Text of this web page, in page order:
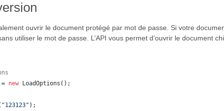
ouvrir le document protégé par mot de passe. Si votre
utiliser le mot de passe. L’API vous permet d’ouvrir le document
= new LoadOptions ();
"123123" );